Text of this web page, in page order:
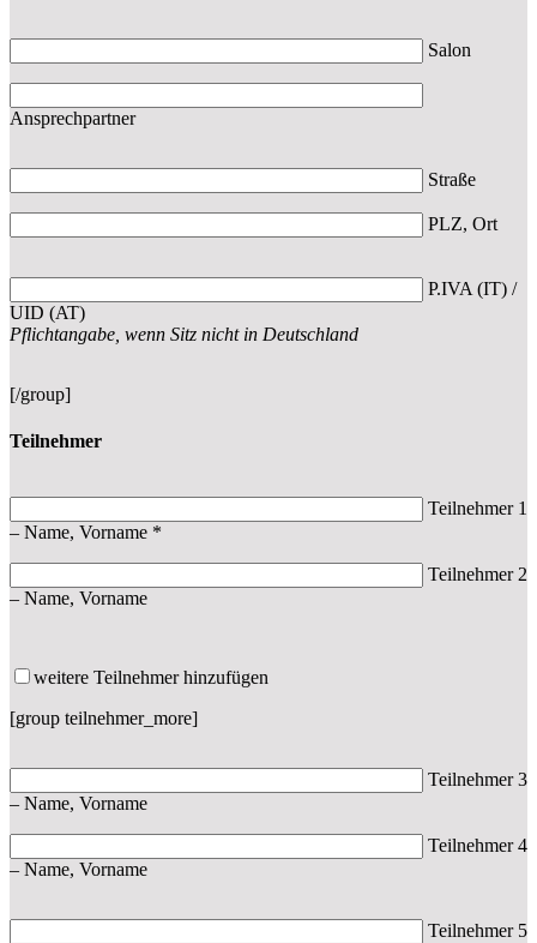
Salon
Ansprechpartner
Straße
PLZ, Ort
P.IVA (IT) /
UID (AT)
Pflichtangabe, wenn Sitz nicht in Deutschland
[/group]
Teilnehmer
Teilnehmer 1
– Name, Vorname *
Teilnehmer 2
– Name, Vorname
weitere Teilnehmer hinzufügen
[group teilnehmer_more]
Teilnehmer 3
– Name, Vorname
Teilnehmer 4
– Name, Vorname
Teilnehmer 5